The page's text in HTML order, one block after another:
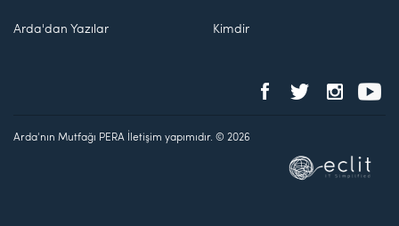
Arda'dan Yazılar Kimdir
Arda'nın Mutfağı PERA İletişim yapımıdır. © 2026